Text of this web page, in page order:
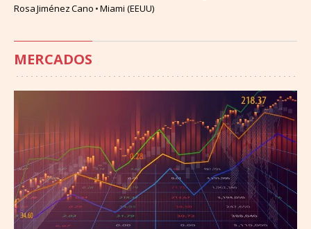
Rosa Jiménez Cano Miami (EEUU)
MERCADOS